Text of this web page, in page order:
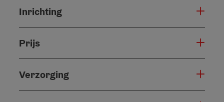
Inrichting
Prijs
Verzorging